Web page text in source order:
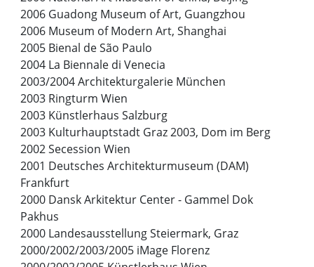
2006 Guadong Museum of Art, Guangzhou
2006 Museum of Modern Art, Shanghai
2005 Bienal de São Paulo
2004 La Biennale di Venecia
2003/2004 Architekturgalerie München
2003 Ringturm Wien
2003 Künstlerhaus Salzburg
2003 Kulturhauptstadt Graz 2003, Dom im Berg
2002 Secession Wien
2001 Deutsches Architekturmuseum (DAM)
Frankfurt
2000 Dansk Arkitektur Center - Gammel Dok
Pakhus
2000 Landesausstellung Steiermark, Graz
2000/2002/2003/2005 iMage Florenz